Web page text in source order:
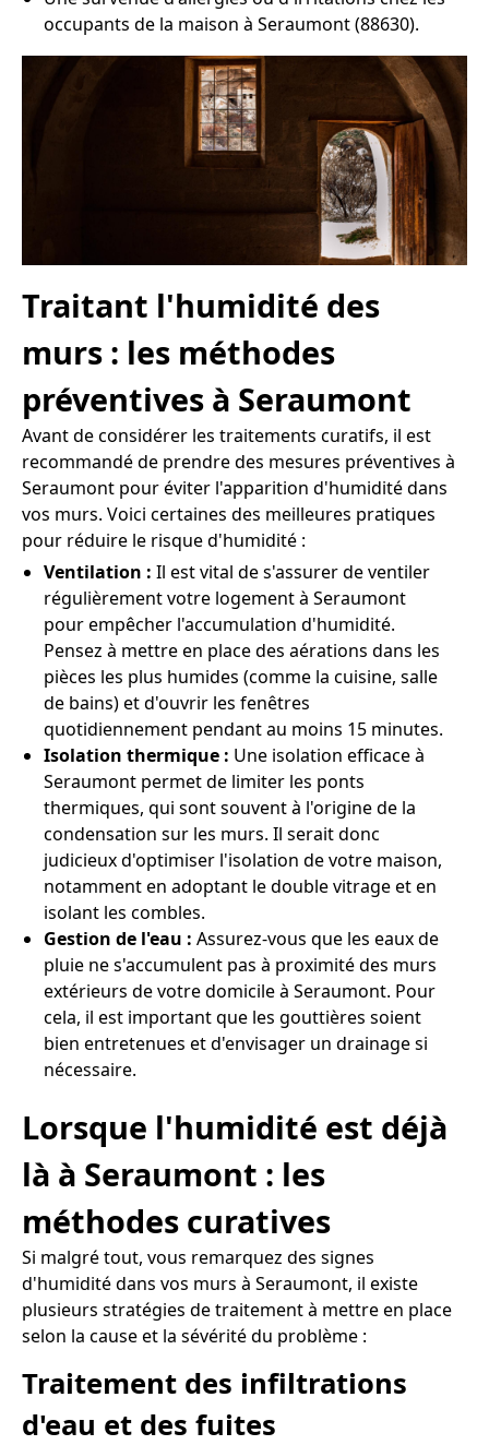
occupants de la maison à Seraumont (88630).
Traitant l'humidité des
murs : les méthodes
préventives à Seraumont
Avant de considérer les traitements curatifs, il est
recommandé de prendre des mesures préventives à
Seraumont pour éviter l'apparition d'humidité dans
vos murs. Voici certaines des meilleures pratiques
pour réduire le risque d'humidité :
Ventilation : Il est vital de s'assurer de ventiler
régulièrement votre logement à Seraumont
pour empêcher l'accumulation d'humidité.
Pensez à mettre en place des aérations dans les
pièces les plus humides (comme la cuisine, salle
de bains) et d'ouvrir les fenêtres
quotidiennement pendant au moins 15 minutes.
Isolation thermique : Une isolation efficace à
Seraumont permet de limiter les ponts
thermiques, qui sont souvent à l'origine de la
condensation sur les murs. Il serait donc
judicieux d'optimiser l'isolation de votre maison,
notamment en adoptant le double vitrage et en
isolant les combles.
Gestion de l'eau : Assurez-vous que les eaux de
pluie ne s'accumulent pas à proximité des murs
extérieurs de votre domicile à Seraumont. Pour
cela, il est important que les gouttières soient
bien entretenues et d'envisager un drainage si
nécessaire.
Lorsque l'humidité est déjà
là à Seraumont : les
méthodes curatives
Si malgré tout, vous remarquez des signes
d'humidité dans vos murs à Seraumont, il existe
plusieurs stratégies de traitement à mettre en place
selon la cause et la sévérité du problème :
Traitement des infiltrations
d'eau et des fuites